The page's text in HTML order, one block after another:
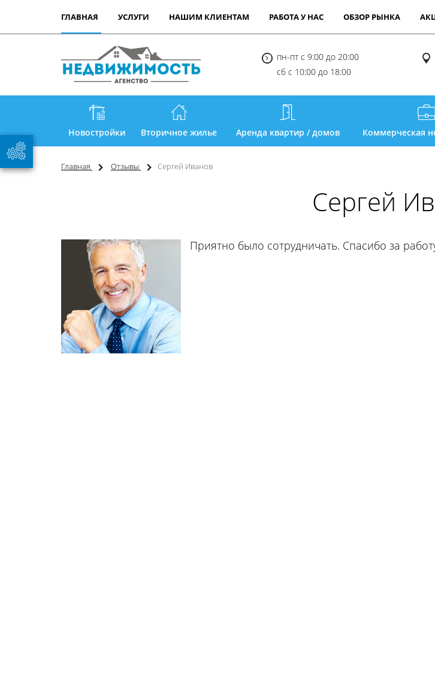
Новостройки Вторичное жилье Аренда квартир / домов Коммерческая
ГЛАВНАЯ УСЛУГИ НАШИМ КЛИЕНТАМ РАБОТА У НАС ОБЗОР РЫНКА
пн-пт с 9:00 до 20:00
сб с 10:00 до 18:00
Главная Отзывы Сергей Иванов
Сергей
Приятно было сотрудничать. Спасибо за